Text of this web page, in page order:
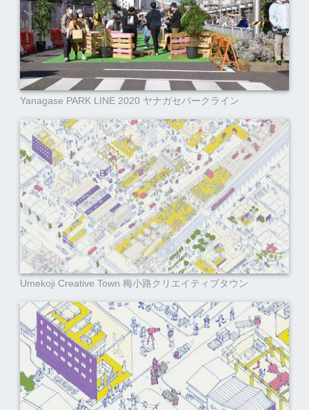
Yanagase PARK LINE 2020 ヤナガセパークライン
Umekoji Creative Town 梅小路クリエイティブタウン